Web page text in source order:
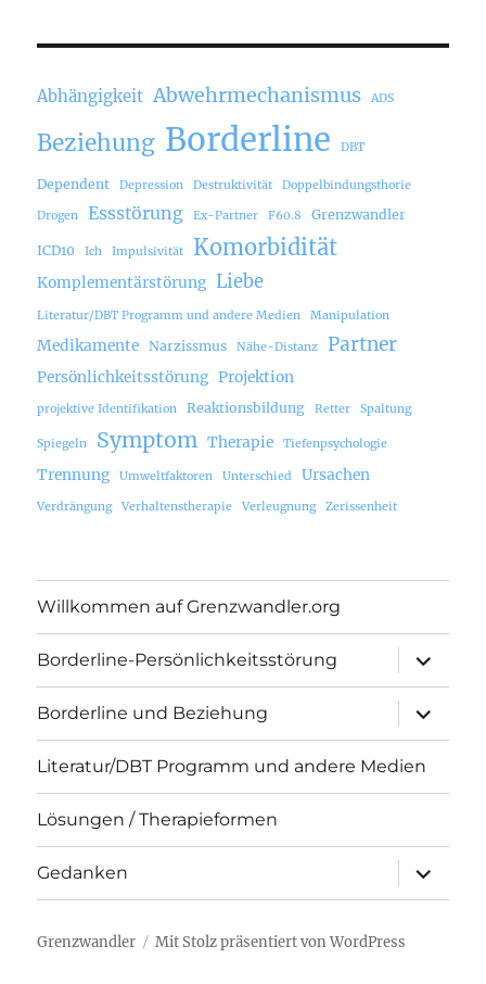
Abhängigkeit Abwehrmechanismus ADS
Beziehung Borderline DBT
Dependent Depression Destruktivität Doppelbindungsthorie
Drogen Essstörung Ex-Partner F60.8 Grenzwandler
ICD10 Ich Impulsivität Komorbidität
Komplementärstörung Liebe
Literatur/DBT Programm und andere Medien Manipulation
Medikamente Narzissmus Nähe-Distanz Partner
Persönlichkeitsstörung Projektion
projektive Identifikation Reaktionsbildung Retter Spaltung
Spiegeln Symptom Therapie Tiefenpsychologie
Trennung Umweltfaktoren Unterschied Ursachen
Verdrängung Verhaltenstherapie Verleugnung Zerissenheit
Willkommen auf Grenzwandler.org
Borderline-Persönlichkeitsstörung
öffnen
Borderline und Beziehung
öffnen
Literatur/DBT Programm und andere Medien
Lösungen / Therapieformen
Gedanken
öffnen
Grenzwandler Mit Stolz präsentiert von WordPress